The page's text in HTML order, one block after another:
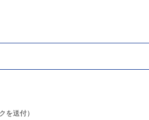
を送付）